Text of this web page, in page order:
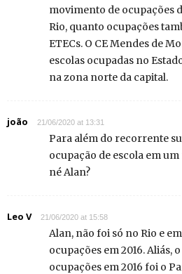
movimento de ocupações
Rio, quanto ocupações
ETECs. O CE Mendes de
escolas ocupadas no
na zona norte da capital.
joão 21/06/2020 at 13:31
Para além do recorrente
ocupação de escola em um
né Alan?
Leo V 21/06/2020 at 15:58
Alan, não foi só no Rio e
ocupações em 2016. Aliás,
ocupações em 2016 foi o